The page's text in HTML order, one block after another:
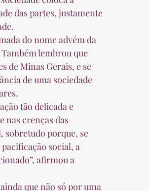
das partes, justamente
lembrou que
de Minas Gerais, e se
de uma sociedade
nas crenças das
sobretudo porque, se
social, a
afirmou a